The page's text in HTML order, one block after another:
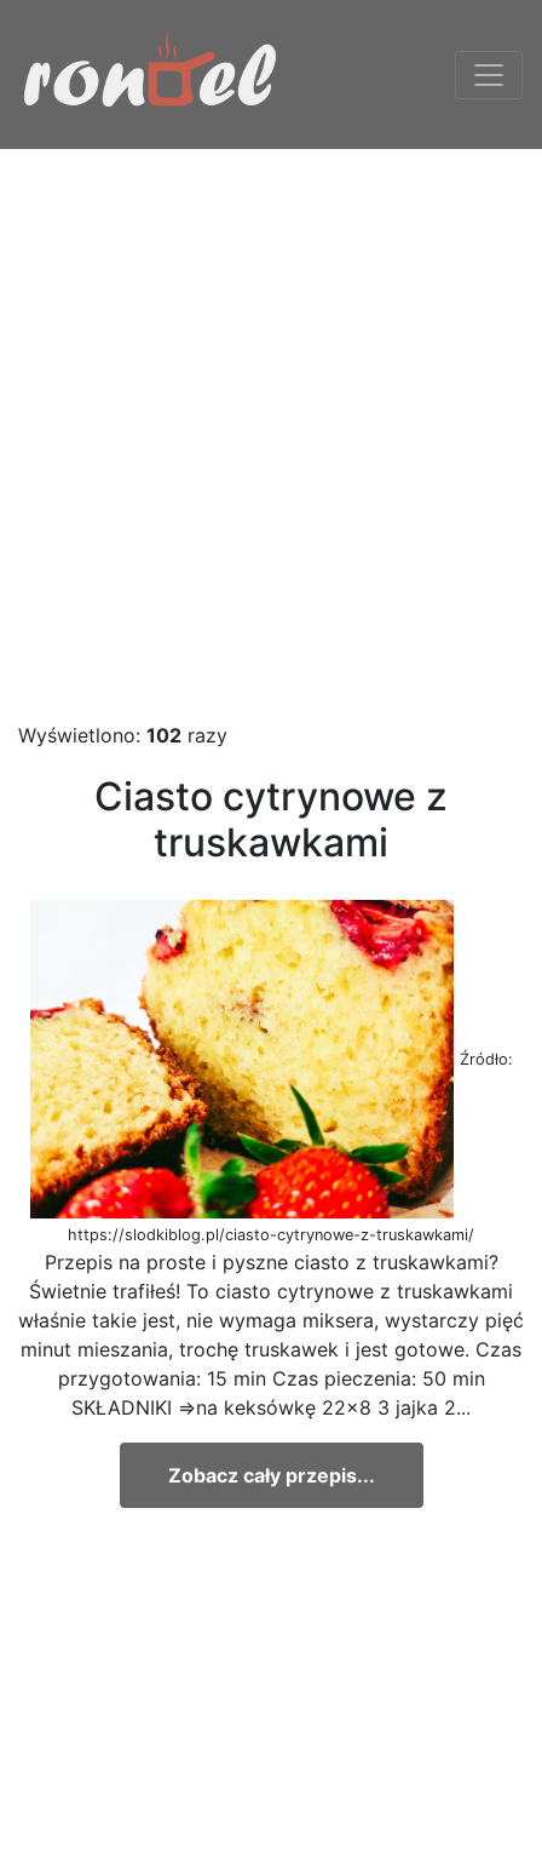
Wyświetlono: 102 razy
Ciasto cytrynowe z
truskawkami
Źródło:
https://slodkiblog.pl/ciasto-cytrynowe-z-truskawkami/
Przepis na proste i pyszne ciasto z truskawkami?
Świetnie trafiłeś! To ciasto cytrynowe z truskawkami
właśnie takie jest, nie wymaga miksera, wystarczy pięć
minut mieszania, trochę truskawek i jest gotowe. Czas
przygotowania: 15 min Czas pieczenia: 50 min
SKŁADNIKI ⇒na keksówkę 22×8 3 jajka 2...
Zobacz cały przepis...